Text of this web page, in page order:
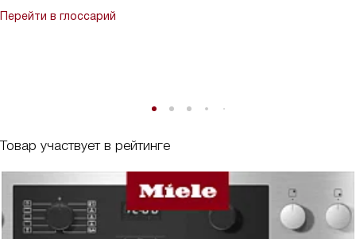
Товар участвует в рейтинге
Перейти в глоссарий